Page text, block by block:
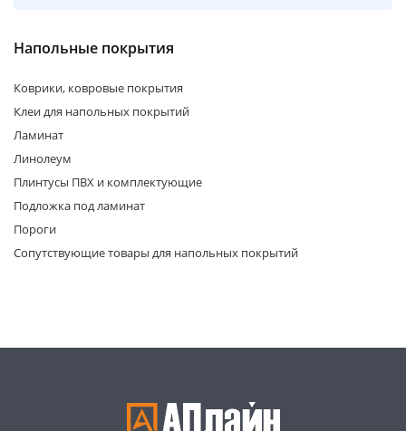
Напольные покрытия
Коврики, ковровые покрытия
Клеи для напольных покрытий
Ламинат
Линолеум
Плинтусы ПВХ и комплектующие
Подложка под ламинат
Пороги
Сопутствующие товары для напольных покрытий